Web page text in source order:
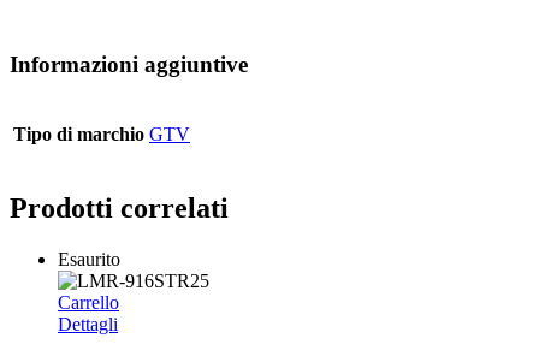
Informazioni aggiuntive
Tipo di marchio GTV
Prodotti correlati
Esaurito
Carrello
Dettagli